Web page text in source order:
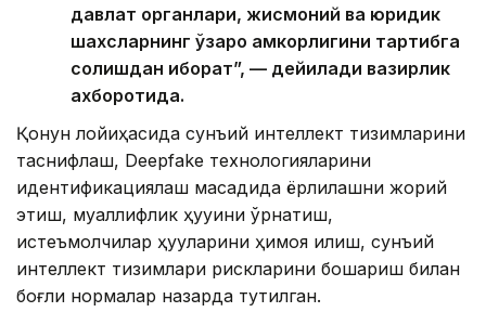
давлат органлари, жисмоний ва юридик
шахсларнинг ўзаро ҳамкорлигини тартибга
солишдан иборат”, — дейилади вазирлик
ахборотида.
Қонун лойиҳасида сунъий интеллект тизимларини
таснифлаш, Deepfake технологияларини
идентификациялаш мақсадида ёрлиқлашни жорий
этиш, муаллифлик ҳуқуқини ўрнатиш,
истеъмолчилар ҳуқуқларини ҳимоя қилиш, сунъий
интеллект тизимлари рискларини бошқариш билан
боғлиқ нормалар назарда тутилган.